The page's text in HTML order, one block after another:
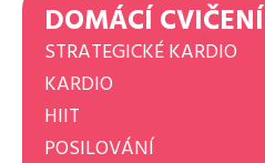
DOMÁCÍ CVIČENÍ
STRATEGICKÉ KARDIO
KARDIO
HIIT
POSILOVÁNÍ